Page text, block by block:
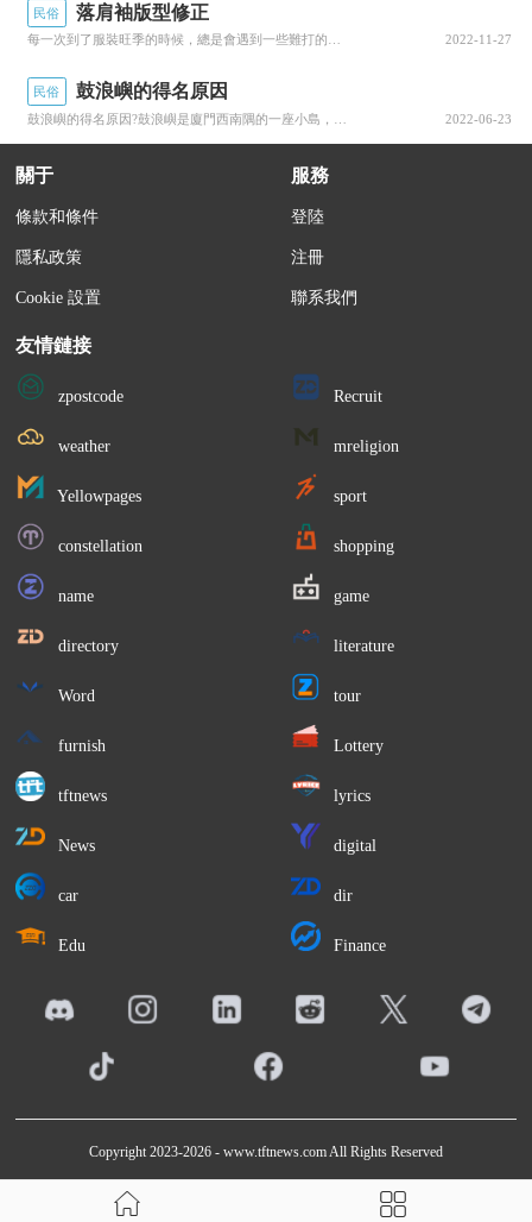
有一小部分的匈奴人進入了遼東半島居住生活，
來在楊堅建立隋唐統一中原的時候，南匈奴也開始
慢慢融入我國各個民族之間。
消失在中國曆史舞台。
四、科學追尋來源
由于生奴生活在草原，沒有文化沉澱。想要追
溯他們的起源，隻有通過研究中國曆史加上使用現
代科學技術。後來考古專家
在内蒙古找到了匈奴的
通過高科技DNA的比對和檢測，檢測結果顯示
他們的血緣很複雜，融入了多種族的血緣，最終通
過多方比對
和匈奴血緣最為相似是蒙古族。
一發現沒有資料證實，隻能用作參考資料罷了。
我國曆史中知道匈奴有的前往西域，而留在我國的
也都逐漸融入各民族人民之中成為中華民族的一部
分。
匈奴的後代在以後更高科技水平可能會找到，
抹去，無論他成為哪個民族，在如今而言也就是個
普通人而已，沒必要過多的去深究。
更多精彩资讯请关注
，我们将持续
民俗 落肩袖版型修正
2022-11-27
民俗 鼓浪嶼的得名原因
2022-06-23
關于
條款和條件
隱私政策
Cookie 設置
服務
登陸
注冊
聯系我們
友情鏈接
zpostcode Recruit
weather mreligion
Yellowpages sport
constellation shopping
name game
directory literature
Word tour
furnish Lottery
tftnews lyrics
News digital
car dir
Edu Finance
Copyright 2023-2026 - www.tftnews.com All Rights Reserved